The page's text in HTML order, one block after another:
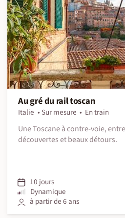
Au gré du rail toscan
Italie Sur mesure
En train
Une Toscane à contre-voie,
découvertes et beaux détours.
10 jours
Dynamique
à partir de 6 ans